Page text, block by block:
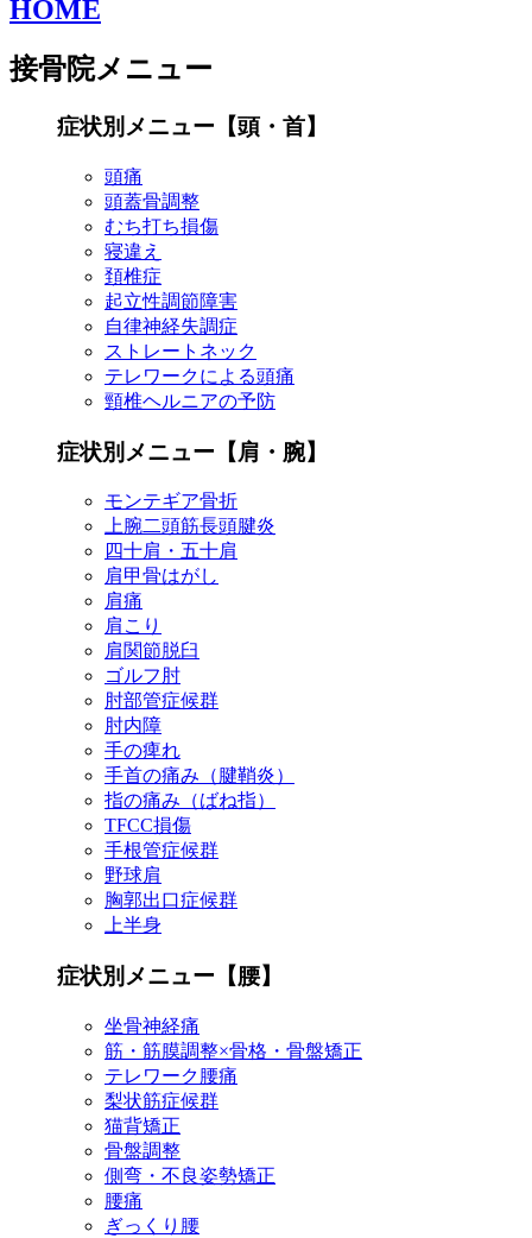
HOME
接骨院メニュー
症状別メニュー【頭・首】
頭痛
頭蓋骨調整
むち打ち損傷
寝違え
頚椎症
起立性調節障害
自律神経失調症
ストレートネック
テレワークによる頭痛
頸椎ヘルニアの予防
症状別メニュー【肩・腕】
モンテギア骨折
上腕二頭筋長頭腱炎
四十肩・五十肩
肩甲骨はがし
肩痛
肩こり
肩関節脱臼
ゴルフ肘
肘部管症候群
肘内障
手の痺れ
手首の痛み（腱鞘炎）
指の痛み（ばね指）
TFCC損傷
手根管症候群
野球肩
胸郭出口症候群
上半身
症状別メニュー【腰】
坐骨神経痛
筋・筋膜調整×骨格・骨盤矯正
テレワーク腰痛
梨状筋症候群
猫背矯正
骨盤調整
側弯・不良姿勢矯正
腰痛
ぎっくり腰